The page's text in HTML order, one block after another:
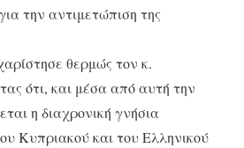
την αντιμετώπιση της
θερμώς τον κ.
ότι, και μέσα από αυτή την
η διαχρονική γνήσια
Κυπριακού και του Ελληνικού